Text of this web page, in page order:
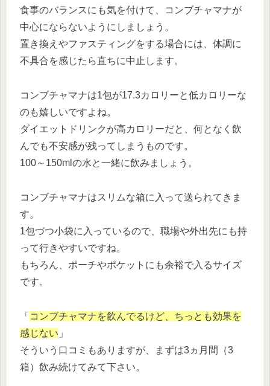
食事のバランスにも気を付けて、コンブチャマナが
中心にならないようにしましょう。
置き換えやファスティングをする場合には、体調に
不具合を感じたら直ちに中止します。
コンブチャマナは1包が17.3カロリーと低カロリーな
のも嬉しいですよね。
ダイエットドリンクが高カロリーだと、何となく飲
んでも不安感が残ってしまうものです。
100～150mlの水と一緒に飲みましょう。
コンブチャマナはスリムな箱に入って送られてきま
す。
1包づつ小袋に入っているので、職場や外出先にも持
って行きやすいですね。
もちろん、ポーチやポケットにも余裕で入るサイズ
です。
「 コンブチャマナを飲んでるけど、ちっとも効果を
感じない 」
そういう口コミもありますが、まずは3ヵ月間（3
箱）飲み続けてみて下さい。